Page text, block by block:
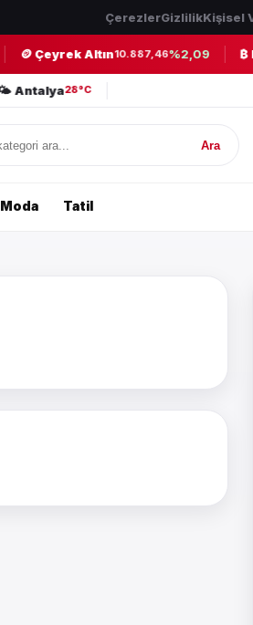
ÇerezlerGizlilikKişisel
🪙 Çeyrek Altın10.887,46%2,09 ₿
🌤️ Antalya28°C
Ara
Moda Tatil